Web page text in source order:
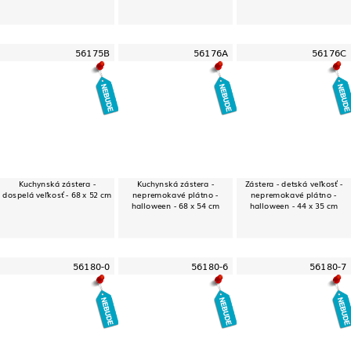
56175B
Kuchynská zástera -
dospelá veľkosť - 68 x 52 cm
56176A
Kuchynská zástera -
nepremokavé plátno -
halloween - 68 x 54 cm
56176C
Zástera - detská veľkosť -
nepremokavé plátno -
halloween - 44 x 35 cm
56180-0 56180-6 56180-7